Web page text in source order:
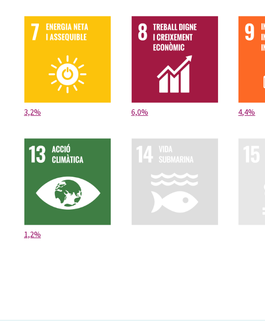
3,2% 6,0% 4,4%
1,2%